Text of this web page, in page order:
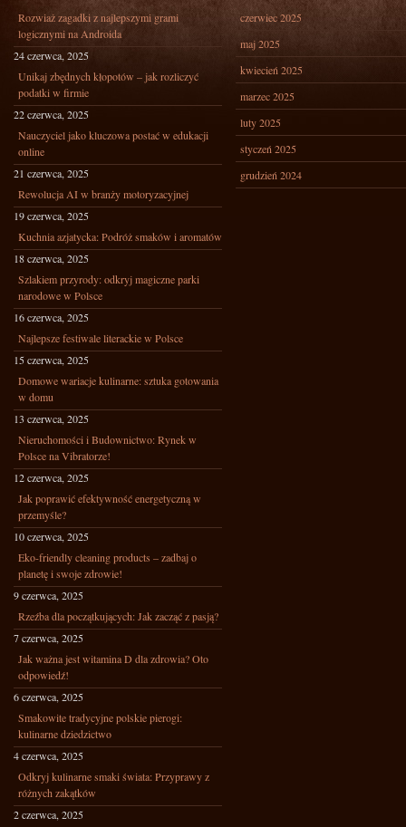
Rozwiaż zagadki z najlepszymi grami
logicznymi na Androida
24 czerwca, 2025
Unikaj zbędnych kłopotów – jak rozliczyć
podatki w firmie
22 czerwca, 2025
Nauczyciel jako kluczowa postać w edukacji
online
21 czerwca, 2025
Rewolucja AI w branży motoryzacyjnej
19 czerwca, 2025
Kuchnia azjatycka: Podróż smaków i aromatów
18 czerwca, 2025
Szlakiem przyrody: odkryj magiczne parki
narodowe w Polsce
16 czerwca, 2025
Najlepsze festiwale literackie w Polsce
15 czerwca, 2025
Domowe wariacje kulinarne: sztuka gotowania
w domu
13 czerwca, 2025
Nieruchomości i Budownictwo: Rynek w
Polsce na Vibratorze!
12 czerwca, 2025
Jak poprawić efektywność energetyczną w
przemyśle?
10 czerwca, 2025
Eko-friendly cleaning products – zadbaj o
planetę i swoje zdrowie!
9 czerwca, 2025
Rzeźba dla początkujących: Jak zacząć z pasją?
7 czerwca, 2025
Jak ważna jest witamina D dla zdrowia? Oto
odpowiedź!
6 czerwca, 2025
Smakowite tradycyjne polskie pierogi:
kulinarne dziedzictwo
4 czerwca, 2025
Odkryj kulinarne smaki świata: Przyprawy z
różnych zakątków
2 czerwca, 2025
czerwiec 2025
maj 2025
kwiecień 2025
marzec 2025
luty 2025
styczeń 2025
grudzień 2024